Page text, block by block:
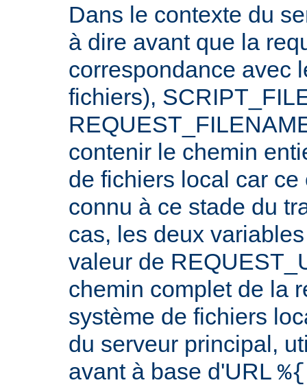
Dans le contexte du
à dire avant que la
correspondance avec
fichiers),
contenir le chemin
de fichiers local car
connu à ce stade du
cas, les deux
valeur de
chemin complet de la
système de fichiers
du serveur principal,
avant à base d'URL